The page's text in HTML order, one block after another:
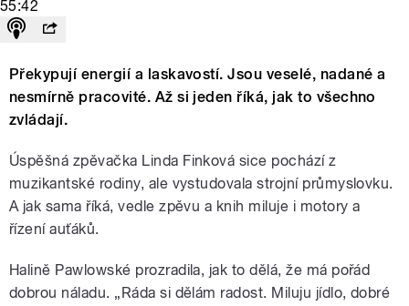
55:42
Překypují energií a laskavostí. Jsou veselé, nadané a
nesmírně pracovité. Až si jeden říká, jak to všechno
zvládají.
Úspěšná zpěvačka Linda Finková sice pochází z
muzikantské rodiny, ale vystudovala strojní průmyslovku.
A jak sama říká, vedle zpěvu a knih miluje i motory a
řízení auťáků.
Halině Pawlowské prozradila, jak to dělá, že má pořád
dobrou náladu. „ Ráda si dělám radost. Miluju jídlo, dobré